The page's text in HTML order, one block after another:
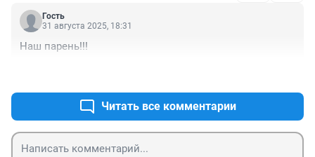
Гость
31 августа 2025, 18:31
Наш парень!!!
Читать все комментарии